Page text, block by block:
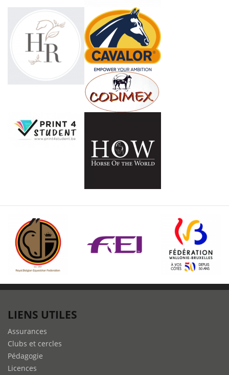
LIENS UTILES
Assurances
Clubs et cercles
Pédagogie
Licences